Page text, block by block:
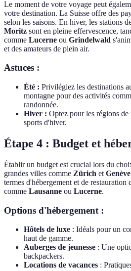
Le moment de votre voyage peut
votre destination. La Suisse offre des
selon les saisons. En hiver, les stations
Moritz sont en pleine effervescence,
comme Lucerne ou Grindelwald
et des amateurs de plein air.
Astuces :
Été : Privilégiez les destinations
montagne pour des activités
randonnée.
Hiver : Optez pour les régions
sports d'hiver.
Étape 4 : Budget et
Établir un budget est crucial lors du
grandes villes comme Zürich et Genève
termes d'hébergement et de restauration
comme Lausanne ou Lucerne.
Options d'hébergement :
Hôtels de luxe : Idéals pour un
haut de gamme.
Auberges de jeunesse : Une
backpackers.
Locations de vacances :